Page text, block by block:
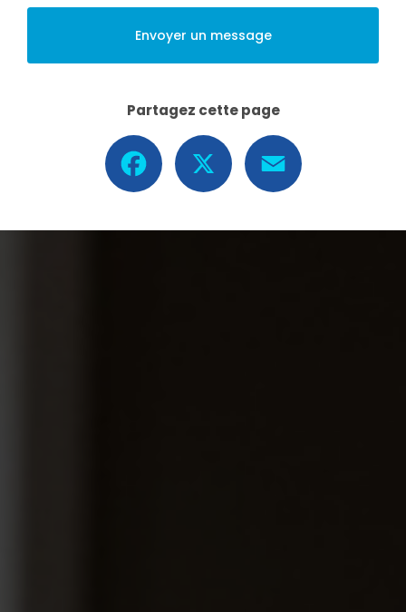
Envoyer un message
Partagez cette page
Facebook